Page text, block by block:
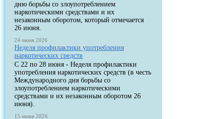
дню борьбы со злоупотреблением
наркотическими средствами и их
незаконным оборотом, который отмечается
26 июня.
24 июня 2026
Неделя профилактики употребления
наркотических средств
С 22 по 28 июня - Неделя профилактики
употребления наркотических средств (в честь
Международного дня борьбы со
злоупотреблением наркотическими
средствами и их незаконным оборотом 26
июня).
15 июня 2026